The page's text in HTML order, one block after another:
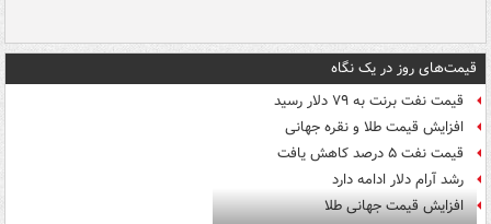
قیمت‌های روز در یک نگاه
قیمت نفت برنت به ۷۹ دلار رسید
افزایش قیمت طلا و نقره جهانی
قیمت نفت ۵ درصد کاهش یافت
رشد آرام دلار ادامه دارد
افزایش قیمت جهانی طلا